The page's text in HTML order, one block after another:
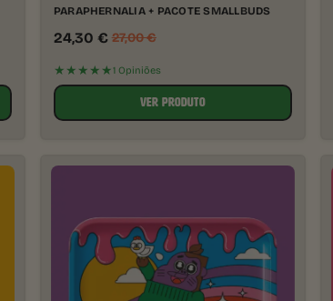
PARAPHERNALIA + PACOTE SMALLBUDS
24,30 € 27,00€
★★★★★1 Opiniões
VER PRODUTO